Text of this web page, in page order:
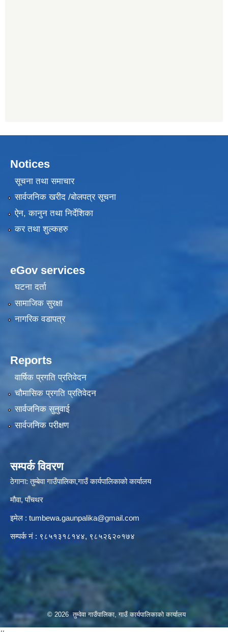
Notices
सूचना तथा समाचार
सार्वजनिक खरीद /बोलपत्र सूचना
ऐन, कानुन तथा निर्देशिका
कर तथा शुल्कहरु
eGov services
घटना दर्ता
सामाजिक सुरक्षा
नागरिक वडापत्र
Reports
वार्षिक प्रगति प्रतिवेदन
चौमासिक प्रगति प्रतिवेदन
सार्वजनिक सुनुवाई
सार्वजनिक परीक्षण
सम्पर्क विवरण
ठेगाना: तुम्बेवा गाउँपालिका,गाउँ कार्यपालिकाको कार्यालय
मौवा, पाँचथर
इमेल : tumbewa.gaunpalika@gmail.com
सम्पर्क नं : ९८५१३१८१४४, ९८५२६२०१७४
© 2026 तुम्वेवा गाउँपालिका, गाउँ कार्यपालिकाको कार्यालय